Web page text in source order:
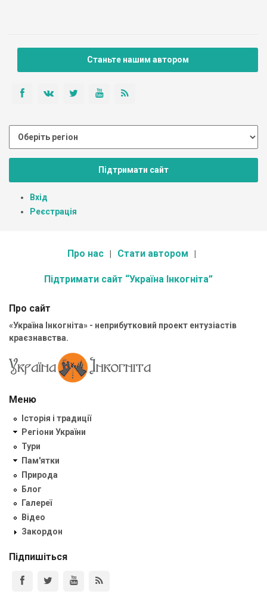
Станьте нашим автором
Підтримати сайт
Вхід
Реєстрація
Про нас Стати автором
Підтримати сайт “Україна Інкогніта”
Про сайт
«Україна Інкогніта» - неприбутковий проект ентузіастів
краєзнавства.
Меню
Історія і традиції
Регіони України
Тури
Пам'ятки
Природа
Блог
Галереї
Відео
Закордон
Підпишіться